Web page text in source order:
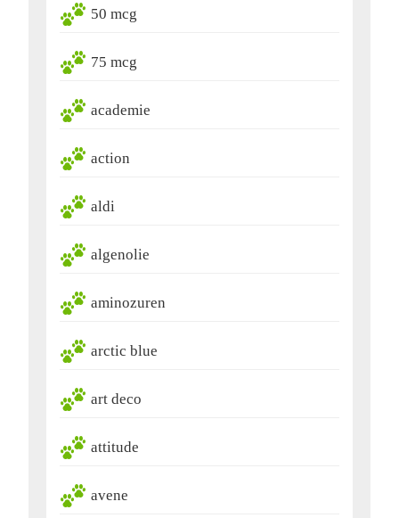
50 mcg
75 mcg
academie
action
aldi
algenolie
aminozuren
arctic blue
art deco
attitude
avene